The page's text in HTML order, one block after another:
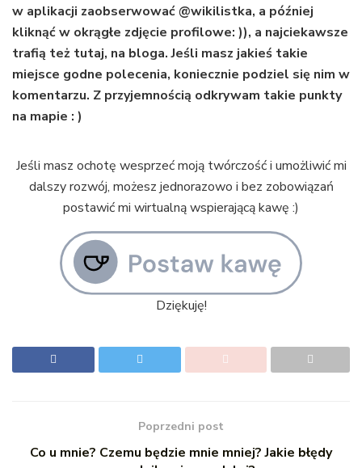
w aplikacji zaobserwować @wikilistka, a później
kliknąć w okrągłe zdjęcie profilowe: )), a najciekawsze
trafią też tutaj, na bloga. Jeśli masz jakieś takie
miejsce godne polecenia, koniecznie podziel się nim w
komentarzu. Z przyjemnością odkrywam takie punkty
na mapie : )
Jeśli masz ochotę wesprzeć moją twórczość i umożliwić mi
dalszy rozwój, możesz jednorazowo i bez zobowiązań
postawić mi wirtualną wspierającą kawę :)
Dziękuję!
Poprzedni post
Co u mnie? Czemu będzie mnie mniej? Jakie błędy